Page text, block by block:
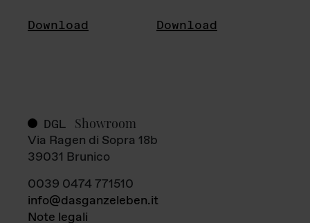
Download Download
DGL Showroom
Via Ragen di Sopra 18b
39031 Brunico
0039 0474 771510
info@dasganzeleben.it
Note legali